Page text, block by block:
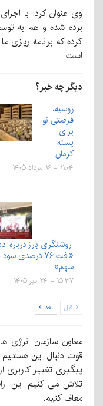
وی عنوان کرد: با
برده شده و هم به
کرده که برنامه ریزی
است.
دیگر چه خبر؟
روسیه،
فرصتی نو
برای
پسته
کرمان
۱۱:۰۴ - ۱۶ مرداد ۱۴۰۵
روشنگری بارز درباره
«افت ۷۶ درصدی
سهم»
۱۵:۳۷ - ۲۴ تیر ۱۴۰۵
قبل بعد
معاون سازمان انرژی
قوت دنبال این
پیگیری تغییر کاربری
تلاش می کنیم این
معاف کنیم.